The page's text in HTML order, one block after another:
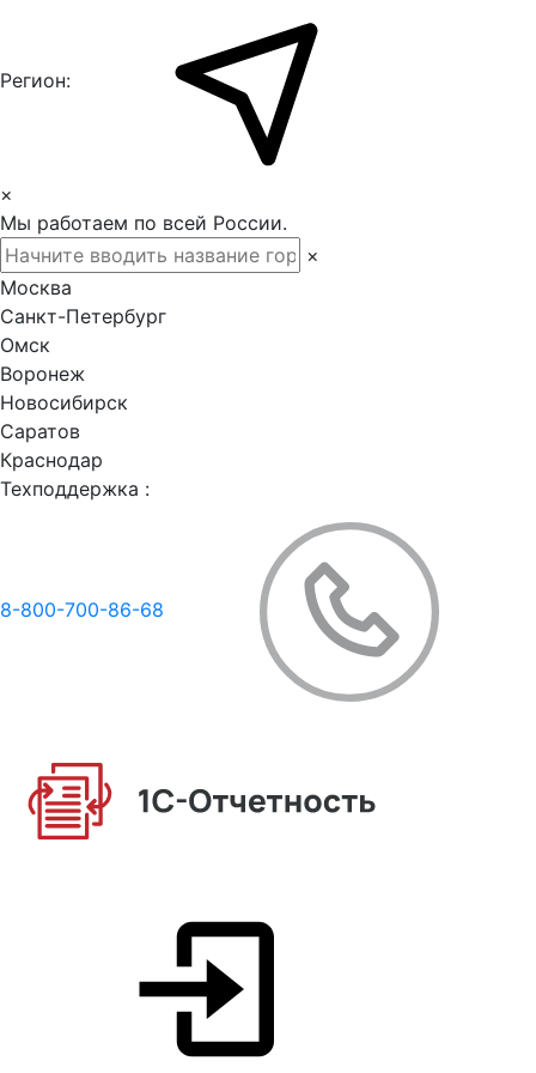
Регион:
×
Мы работаем по всей России.
×
Москва
Санкт-Петербург
Омск
Воронеж
Новосибирск
Саратов
Краснодар
Техподдержка :
8-800-700-86-68